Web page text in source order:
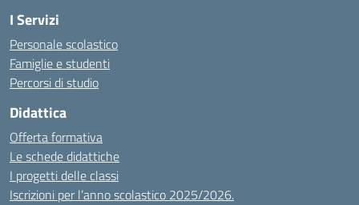
I Servizi
Personale scolastico
Famiglie e studenti
Percorsi di studio
Didattica
Offerta formativa
Le schede didattiche
I progetti delle classi
Iscrizioni per l’anno scolastico 2025/2026.